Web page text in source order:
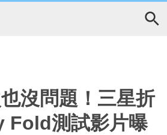
沒問題！三星折
Fold測試影片曝